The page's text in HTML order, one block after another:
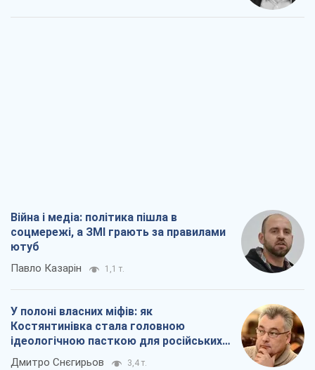
Війна і медіа: політика пішла в
соцмережі, а ЗМІ грають за правилами
ютуб
Павло Казарін 1,1 т.
У полоні власних міфів: як
Костянтинівка стала головною
ідеологічною пасткою для російських
окупантів
Дмитро Снєгирьов 3,4 т.